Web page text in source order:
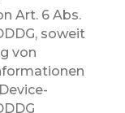
Art. 6 Abs.
soweit
von